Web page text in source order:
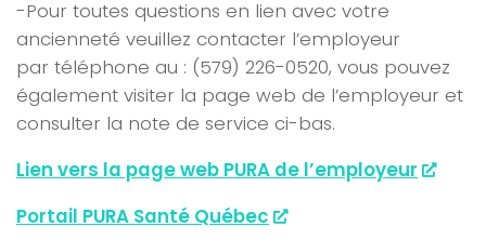
-Pour toutes questions en lien avec votre
ancienneté veuillez contacter l’employeur
par téléphone au : (579) 226-0520, vous pouvez
également visiter la page web de l’employeur et
consulter la note de service ci-bas.
Lien vers la page web PURA de l’employeur
Portail PURA Santé Québec